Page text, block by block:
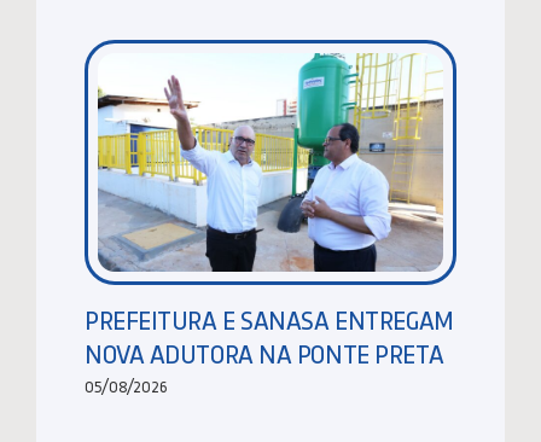
PREFEITURA E SANASA ENTREGAM
NOVA ADUTORA NA PONTE PRETA
05/08/2026